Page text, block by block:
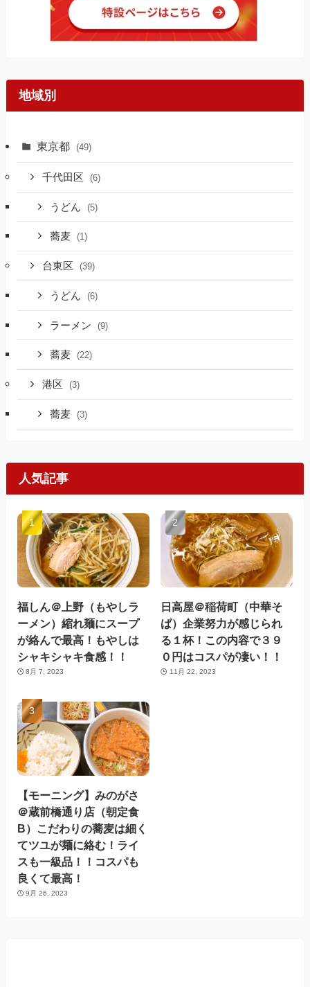
地域別
東京都 (49)
千代田区 (6)
うどん (5)
蕎麦 (1)
台東区 (39)
うどん (6)
ラーメン (9)
蕎麦 (22)
港区 (3)
蕎麦 (3)
人気記事
福しん＠上野（もやしラ
ーメン）縮れ麺にスープ
が絡んで最高！もやしは
シャキシャキ食感！！
8月 7, 2023
日高屋＠稲荷町（中華そ
ば）企業努力が感じられ
る１杯！この内容で３９
０円はコスパが凄い！！
11月 22, 2023
【モーニング】みのがさ
＠蔵前橋通り店（朝定食
B）こだわりの蕎麦は細く
てツユが麺に絡む！ライ
スも一級品！！コスパも
良くて最高！
9月 26, 2023